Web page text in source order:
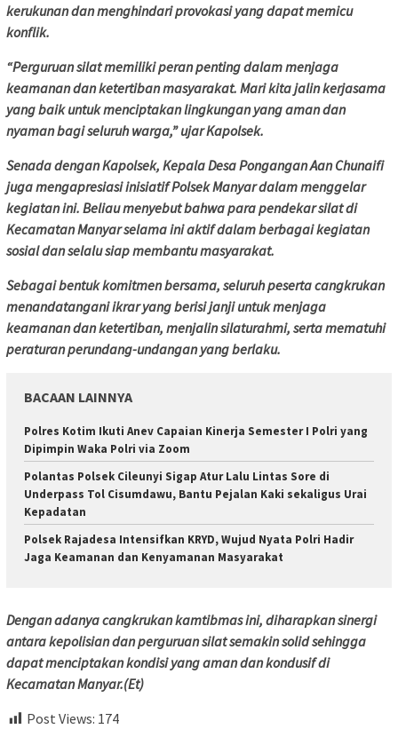
kerukunan dan menghindari provokasi yang dapat memicu
konflik.
“Perguruan silat memiliki peran penting dalam menjaga
keamanan dan ketertiban masyarakat. Mari kita jalin kerjasama
yang baik untuk menciptakan lingkungan yang aman dan
nyaman bagi seluruh warga,” ujar Kapolsek.
Senada dengan Kapolsek, Kepala Desa Pongangan Aan Chunaifi
juga mengapresiasi inisiatif Polsek Manyar dalam menggelar
kegiatan ini. Beliau menyebut bahwa para pendekar silat di
Kecamatan Manyar selama ini aktif dalam berbagai kegiatan
sosial dan selalu siap membantu masyarakat.
Sebagai bentuk komitmen bersama, seluruh peserta cangkrukan
menandatangani ikrar yang berisi janji untuk menjaga
keamanan dan ketertiban, menjalin silaturahmi, serta mematuhi
peraturan perundang-undangan yang berlaku.
BACAAN LAINNYA
Polres Kotim Ikuti Anev Capaian Kinerja Semester I Polri yang
Dipimpin Waka Polri via Zoom
Polantas Polsek Cileunyi Sigap Atur Lalu Lintas Sore di
Underpass Tol Cisumdawu, Bantu Pejalan Kaki sekaligus Urai
Kepadatan
Polsek Rajadesa Intensifkan KRYD, Wujud Nyata Polri Hadir
Jaga Keamanan dan Kenyamanan Masyarakat
Dengan adanya cangkrukan kamtibmas ini, diharapkan sinergi
antara kepolisian dan perguruan silat semakin solid sehingga
dapat menciptakan kondisi yang aman dan kondusif di
Kecamatan Manyar.(Et)
Post Views: 174